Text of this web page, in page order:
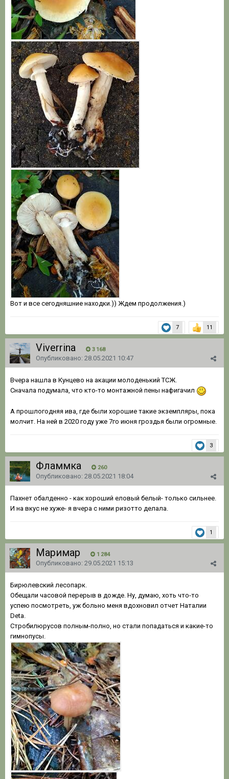
Вот и все сегодняшние находки.)) Ждем продолжения.)
7 11
Viverrina 3 168
Опубликовано: 28.05.2021 10:47
Вчера нашла в Кунцево на акации молоденький ТСЖ.
Сначала подумала, что кто-то монтажной пены нафигачил
А прошлогодняя ива, где были хорошие такие экземпляры, пока
молчит. На ней в 2020 году уже 7го июня гроздья были огромные.
3
Фламмка 260
Опубликовано: 28.05.2021 18:04
Пахнет обалденно - как хороший еловый белый- только сильнее.
И на вкус не хуже- я вчера с ними ризотто делала.
1
Маримар 1 284
Опубликовано: 29.05.2021 15:13
Бирюлевский лесопарк.
Обещали часовой перерыв в дожде. Ну, думаю, хоть что-то
успею посмотреть, уж больно меня вдохновил отчет Наталии
Deta.
Стробилюрусов полным-полно, но стали попадаться и какие-то
гимнопусы.